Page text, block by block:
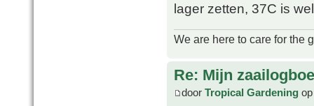
lager zetten, 37C is
We are here to care for the
Re: Mijn
door Tropical Gardening